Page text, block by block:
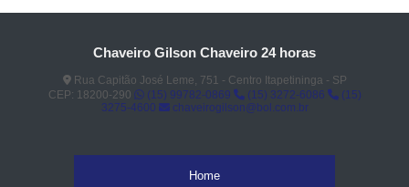
Chaveiro Gilson Chaveiro 24 horas
Rua Capitão José Leme, 751 - Centro Itapetininga - SP
CEP: 18200-290
(15) 99782-0869 (15) 3272-6086
(15)
3275-4600
chaveirogilson@bol.com.br
Home